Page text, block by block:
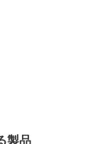
製品